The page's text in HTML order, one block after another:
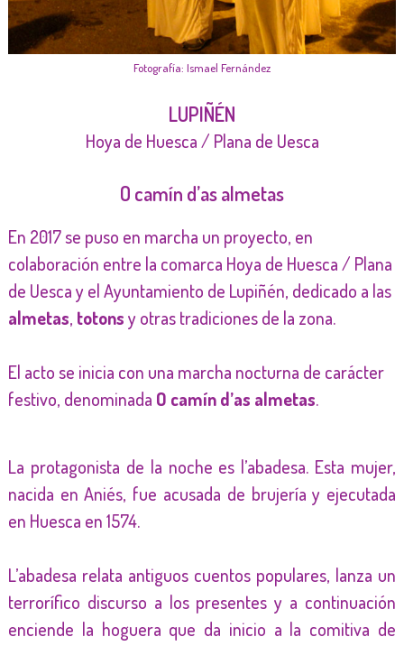
Fotografía: Ismael Fernández
LUPIÑÉN
Hoya de Huesca / Plana de Uesca
O camín d’as almetas
En 2017 se puso en marcha un proyecto, en
colaboración entre la comarca Hoya de Huesca / Plana
de Uesca y el Ayuntamiento de Lupiñén, dedicado a las
almetas, totonsy otras tradiciones de la zona.
El acto se inicia con una marcha nocturna de carácter
festivo, denominada O camín d’as almetas.
La protagonista de la noche es l’abadesa. Esta mujer,
nacida en Aniés, fue acusada de brujería y ejecutada
en Huesca en 1574.
L’abadesa relata antiguos cuentos populares, lanza un
terrorífico discurso a los presentes y a continuación
enciende la hoguera que da inicio a la comitiva de